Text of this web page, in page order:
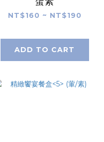
NT$160 ~ NT$190
ADD TO CART